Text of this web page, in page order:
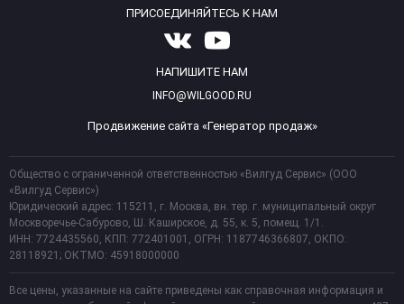
ПРИСОЕДИНЯЙТЕСЬ К НАМ
НАПИШИТЕ НАМ
INFO@WILGOOD.RU
Продвижение сайта «Генератор продаж»
Общество с ограниченной ответственностью «Вилгуд Сервис» (ООО
«Вилгуд Сервис»)
Юридический адрес: 115211, г. Москва, вн. тер. г. муниципальный округ
Москворечье-Сабурово, Ш. Каширское, д. 55, к. 5, помещ. 1/1.
ИНН: 7724435560, КПП: 772401001, ОГРН: 1187746366807, ОКПО:
28118921; ОКТМО: 45918000000
Все цены, указанные на сайте приведены как справочная информация и